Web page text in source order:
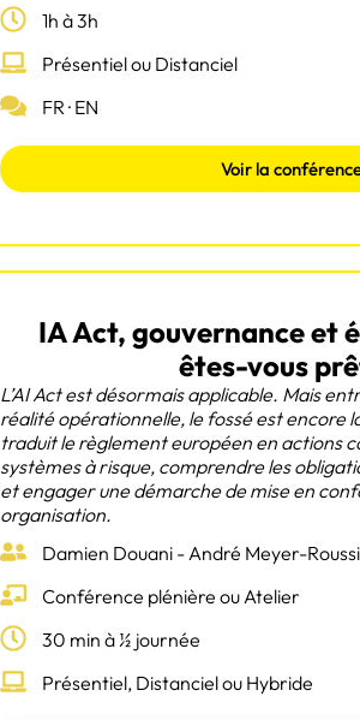
1h à 3h
Présentiel ou Distanciel
FR · EN
Voir la
IA Act, gouvernance et
êtes-vous
L’AI Act est désormais applicable. Mais
réalité opérationnelle, le fossé est encore
traduit le règlement européen en actions
systèmes à risque, comprendre les
et engager une démarche de mise en
organisation.
Damien Douani - André Meyer-
Conférence plénière ou Atelier
30 min à ½ journée
Présentiel, Distanciel ou Hybride